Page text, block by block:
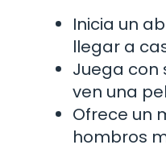
Inicia un
llegar a
Juega con
ven una
Ofrece un
hombros